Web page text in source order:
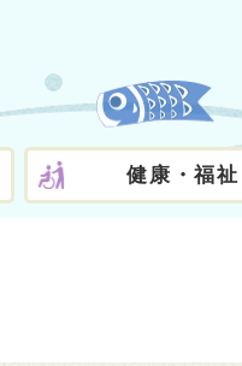
健康・福祉